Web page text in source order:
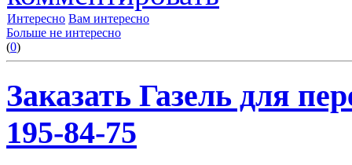
Интересно Вам интересно
Больше не интересно
(0)
Заказать Газель для
195-84-75